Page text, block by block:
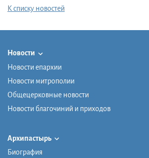
К списку новостей
Новости
Новости епархии
Новости митрополии
Общецерковные новости
Новости благочиний и приходов
Архипастырь
Биография